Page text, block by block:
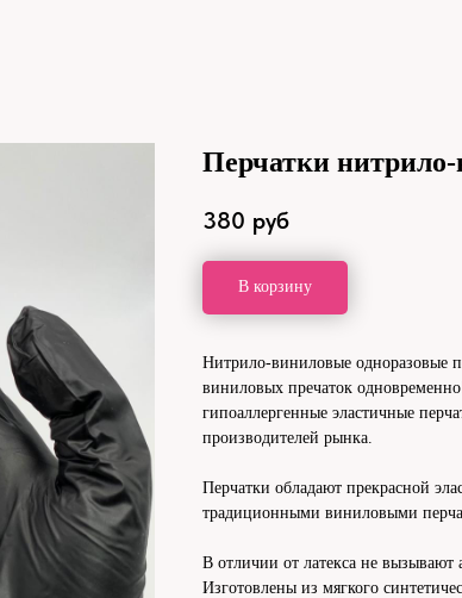
Перчатки
380 руб
В корзину
Нитрило-виниловые одноразовые
виниловых пречаток
гипоаллергенные эластичные
производителей рынка.
Перчатки обладают прекрасной
традиционными виниловыми
В отличии от латекса не вызывают
Изготовлены из мягкого